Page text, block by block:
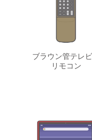
ブラウン管テレ
リモコン